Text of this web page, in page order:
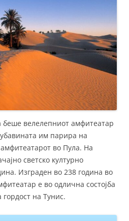
беше велелепниот амфитеатар
им парира на
во Пула. На
светско културно
Изграден во 238 година во
е во одлична состојба
на Тунис.